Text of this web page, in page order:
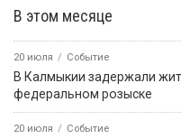
В этом месяце
20 июля Событие
В Калмыкии задержали
федеральном розыске
20 июля Событие